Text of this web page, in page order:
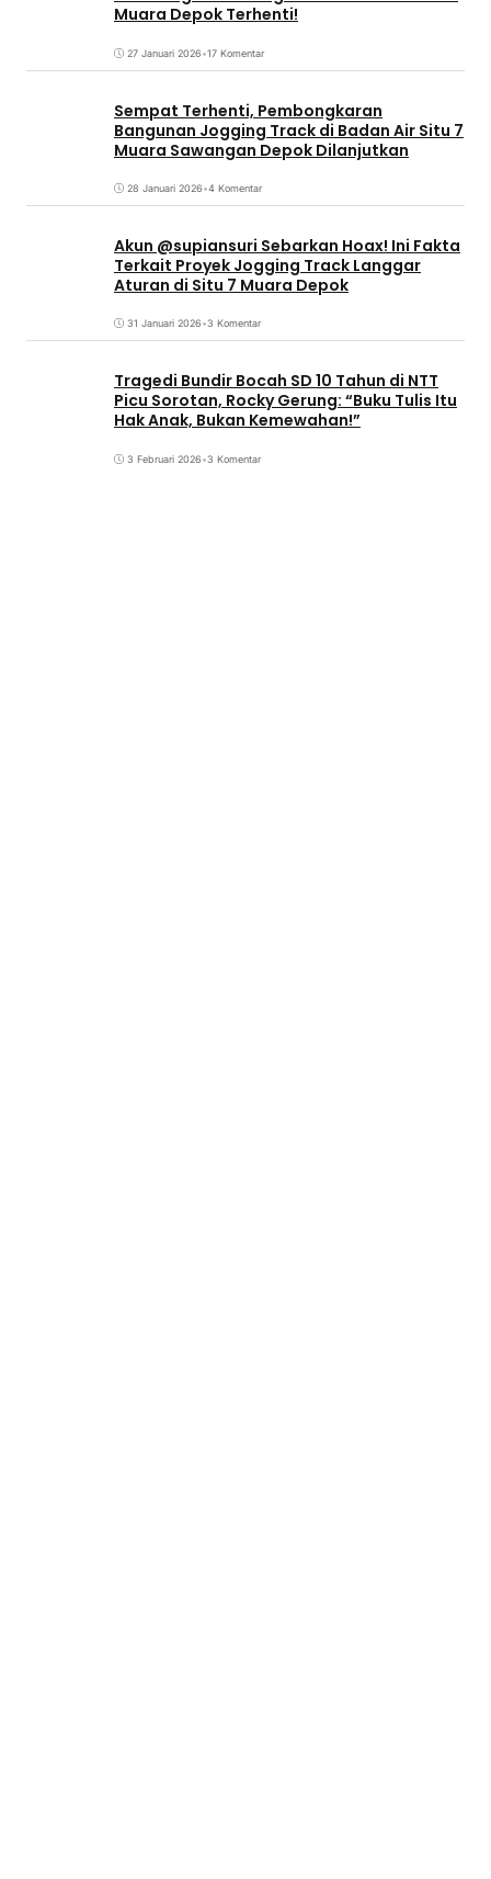
Muara Depok Terhenti!
27 Januari 2026•17 Komentar
Sempat Terhenti, Pembongkaran
Bangunan Jogging Track di Badan Air Situ 7
Muara Sawangan Depok Dilanjutkan
28 Januari 2026•4 Komentar
Akun @supiansuri Sebarkan Hoax! Ini Fakta
Terkait Proyek Jogging Track Langgar
Aturan di Situ 7 Muara Depok
31 Januari 2026•3 Komentar
Tragedi Bundir Bocah SD 10 Tahun di NTT
Picu Sorotan, Rocky Gerung: “Buku Tulis Itu
Hak Anak, Bukan Kemewahan!”
3 Februari 2026•3 Komentar